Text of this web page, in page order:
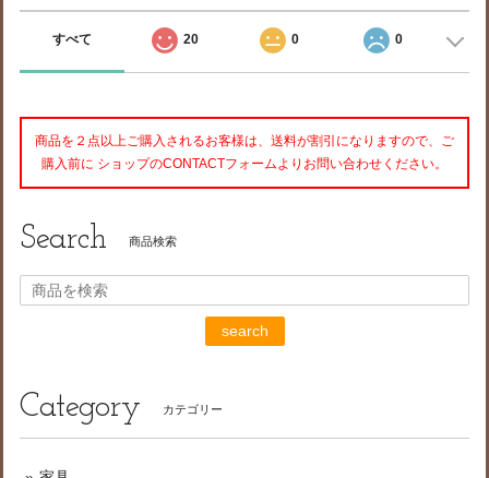
すべて 20 0 0
商品を２点以上ご購入されるお客様は、送料が割引になりますので、ご
購入前に ショップのCONTACTフォームよりお問い合わせください。
Search 商品検索
search
Category カテゴリー